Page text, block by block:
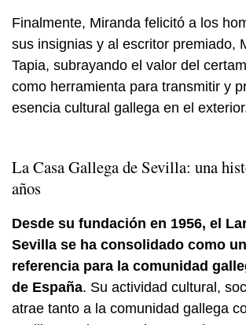
Finalmente, Miranda felicitó a los
sus insignias y al escritor premiado,
Tapia, subrayando el valor del
como herramienta para transmitir y
esencia cultural gallega en el
La Casa Gallega de Sevilla: una
años
Desde su fundación en 1956, el
Sevilla se ha consolidado como
referencia para la comunidad
de España. Su actividad cultural,
atrae tanto a la comunidad gallega